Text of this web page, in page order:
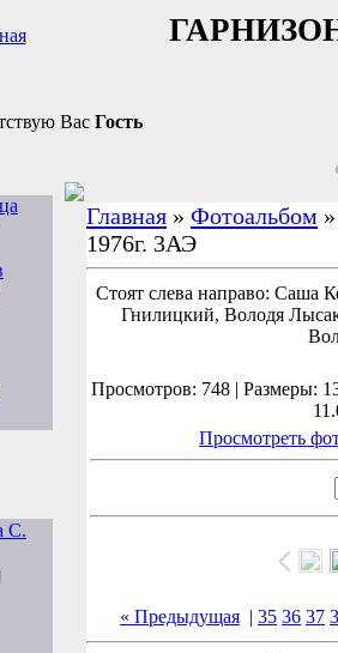
Вас Гость
С.
Главная » Фотоальбом
1976г. 3АЭ
Стоят слева направо: Саша
Гнилицкий, Володя
Просмотров: 748 | Размеры:
Просмотреть
« Предыдущая | 35 36 37